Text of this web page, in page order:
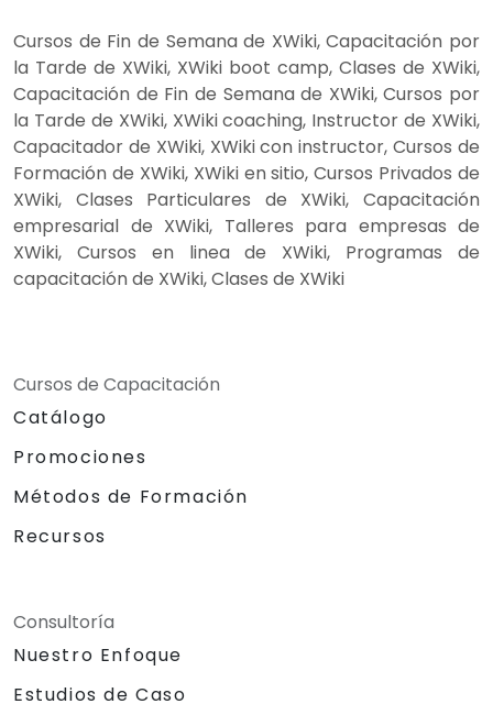
Cursos de Fin de Semana de XWiki, Capacitación por
la Tarde de XWiki, XWiki boot camp, Clases de XWiki,
Capacitación de Fin de Semana de XWiki, Cursos por
la Tarde de XWiki, XWiki coaching, Instructor de XWiki,
Capacitador de XWiki, XWiki con instructor, Cursos de
Formación de XWiki, XWiki en sitio, Cursos Privados de
XWiki, Clases Particulares de XWiki, Capacitación
empresarial de XWiki, Talleres para empresas de
XWiki, Cursos en linea de XWiki, Programas de
capacitación de XWiki, Clases de XWiki
Cursos de Capacitación
Catálogo
Promociones
Métodos de Formación
Recursos
Consultoría
Nuestro Enfoque
Estudios de Caso